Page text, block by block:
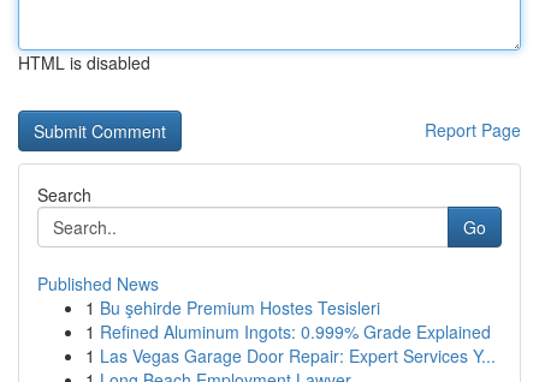
HTML is disabled
Report Page
Search
Go
Published News
1 Bu şehirde Premium Hostes Tesisleri
1 Refined Aluminum Ingots: 0.999% Grade Explained
1 Las Vegas Garage Door Repair: Expert Services Y...